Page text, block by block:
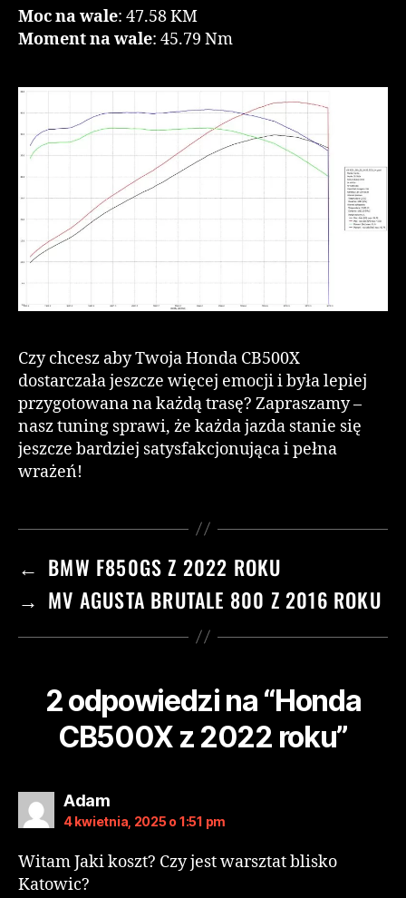
Moc na wale: 47.58 KM
Moment na wale: 45.79 Nm
Czy chcesz aby Twoja Honda CB500X
dostarczała jeszcze więcej emocji i była lepiej
przygotowana na każdą trasę? Zapraszamy –
nasz tuning sprawi, że każda jazda stanie się
jeszcze bardziej satysfakcjonująca i pełna
wrażeń!
← BMW F850GS Z 2022 ROKU
→ MV AGUSTA BRUTALE 800 Z 2016 ROKU
2 odpowiedzi na “Honda
CB500X z 2022 roku”
Adam
4 kwietnia, 2025 o 1:51 pm
Witam Jaki koszt? Czy jest warsztat blisko
Katowic?